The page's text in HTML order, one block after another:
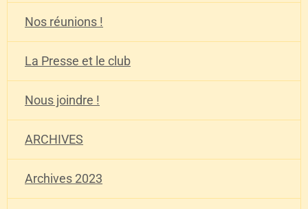
Nos réunions !
La Presse et le club
Nous joindre !
ARCHIVES
Archives 2023